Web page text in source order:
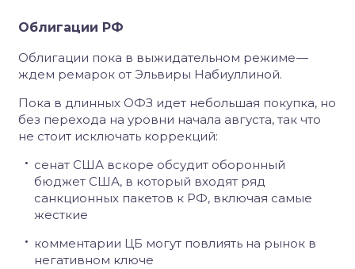
Облигации РФ
Облигации пока в выжидательном режиме —
ждем ремарок от Эльвиры Набиуллиной.
Пока в длинных ОФЗ идет небольшая покупка, но
без перехода на уровни начала августа, так что
не стоит исключать коррекций:
сенат США вскоре обсудит оборонный
бюджет США, в который входят ряд
санкционных пакетов к РФ, включая самые
жесткие
комментарии ЦБ могут повлиять на рынок в
негативном ключе